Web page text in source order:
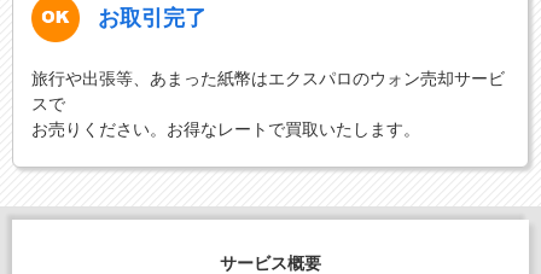
お取引完了
旅行や出張等、あまった紙幣はエクスパロのウォン売却サービ
スで
お売りください。お得なレートで買取いたします。
サービス概要